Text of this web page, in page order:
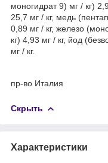
моногидрат 9) мг / кг)
25,7 мг / кг, медь
0,89 мг / кг, железо
кг) 4,93 мг / кг, йод
мг / кг.
пр-во Италия
Скрыть
Характеристики